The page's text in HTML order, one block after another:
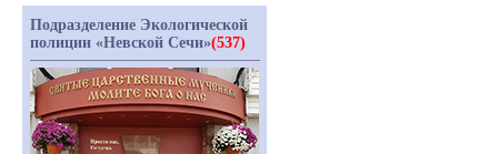
Подразделение Экологической
полиции «Невской Сечи»(537)